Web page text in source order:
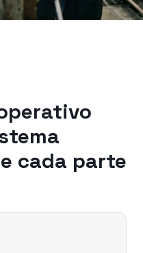
cada parte